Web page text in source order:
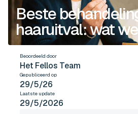
Beste
haaruitval: wat
Beoordeeld door
Het Fellos Team
Gepubliceerd op
29/5/26
Laatste update
29/5/2026